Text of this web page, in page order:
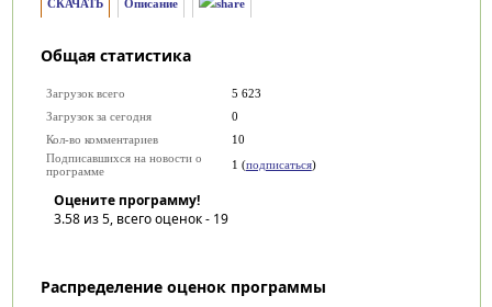
СКАЧАТЬ Описание
Общая статистика
Загрузок всего
5 623
Загрузок за сегодня
0
Кол-во комментариев
10
Подписавшихся на новости о
программе
1 (подписаться)
Оцените программу!
3.58из 5, всего оценок - 19
Распределение оценок программы